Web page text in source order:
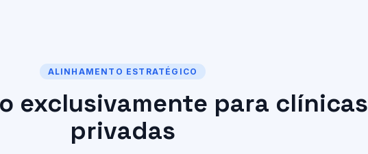
ALINHAMENTO ESTRATÉGICO
exclusivamente para clínicas
privadas